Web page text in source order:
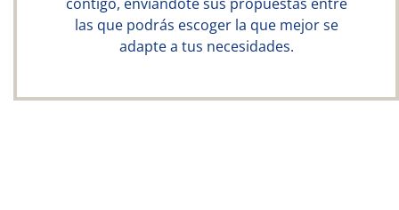
las que podrás escoger la que mejor se
adapte a tus necesidades.